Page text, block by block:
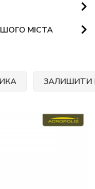
МІСТА
ЗАЛИШИТИ